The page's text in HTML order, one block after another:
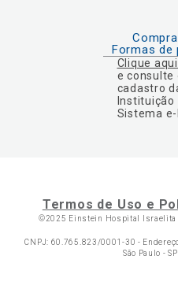
Formas de
Clique aqui
e consulte
cadastro
Instituição
Sistema
Termos de Uso e
©2025 Einstein Hospital
CNPJ: 60.765.823/0001-30 -
São Paulo -